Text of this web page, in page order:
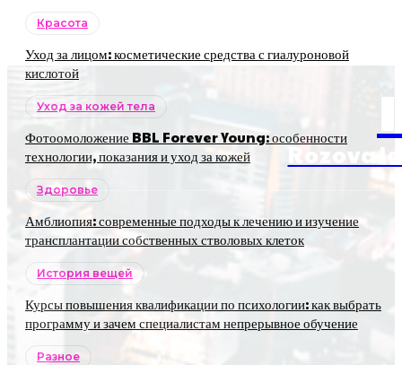
Красота
Уход за лицом: косметические средства с гиалуроновой
кислотой
Уход за кожей тела
Фотоомоложение BBL Forever Young: особенности
технологии, показания и уход за кожей
Здоровье
Амблиопия: современные подходы к лечению и изучение
трансплантации собственных стволовых клеток
История вещей
Курсы повышения квалификации по психологии: как выбрать
программу и зачем специалистам непрерывное обучение
Разное